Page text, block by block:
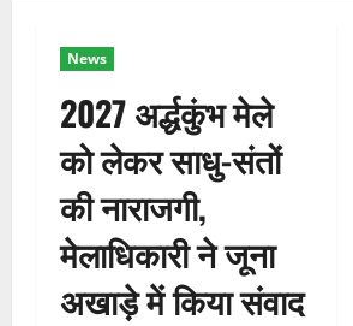
News
2027 अर्द्धकुंभ मेले
को लेकर साधु-संतों
की नाराजगी,
मेलाधिकारी ने जूना
अखाड़े में किया संवाद